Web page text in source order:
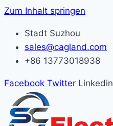
Zum Inhalt springen
Stadt Suzhou
sales@cagland.com
+86 13773018938
Facebook Twitter Linkedin